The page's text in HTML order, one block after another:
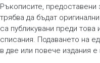
Ръкописите, предоставени
трябва да бъдат
са публикувани преди това
списания. Подаването на
в две или повече издания